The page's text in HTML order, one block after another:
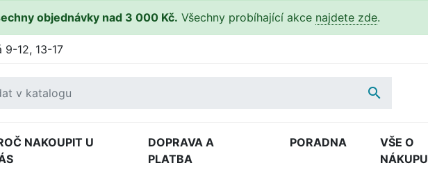
objednávky nad 3 000 Kč. Všechny probíhající akce najdete zde.
9-12, 13-17

NAKOUPIT U
DOPRAVA A
PLATBA
PORADNA
VŠE O
NÁKUPU